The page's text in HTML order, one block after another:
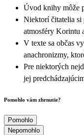
Úvod knihy môže
Niektorí čitatelia si
atmosféry Korintu
V texte sa občas
anachronizmy,
Pre niektorých
jej
Pomohlo vám zhrnutie?
Pomohlo
Nepomohlo